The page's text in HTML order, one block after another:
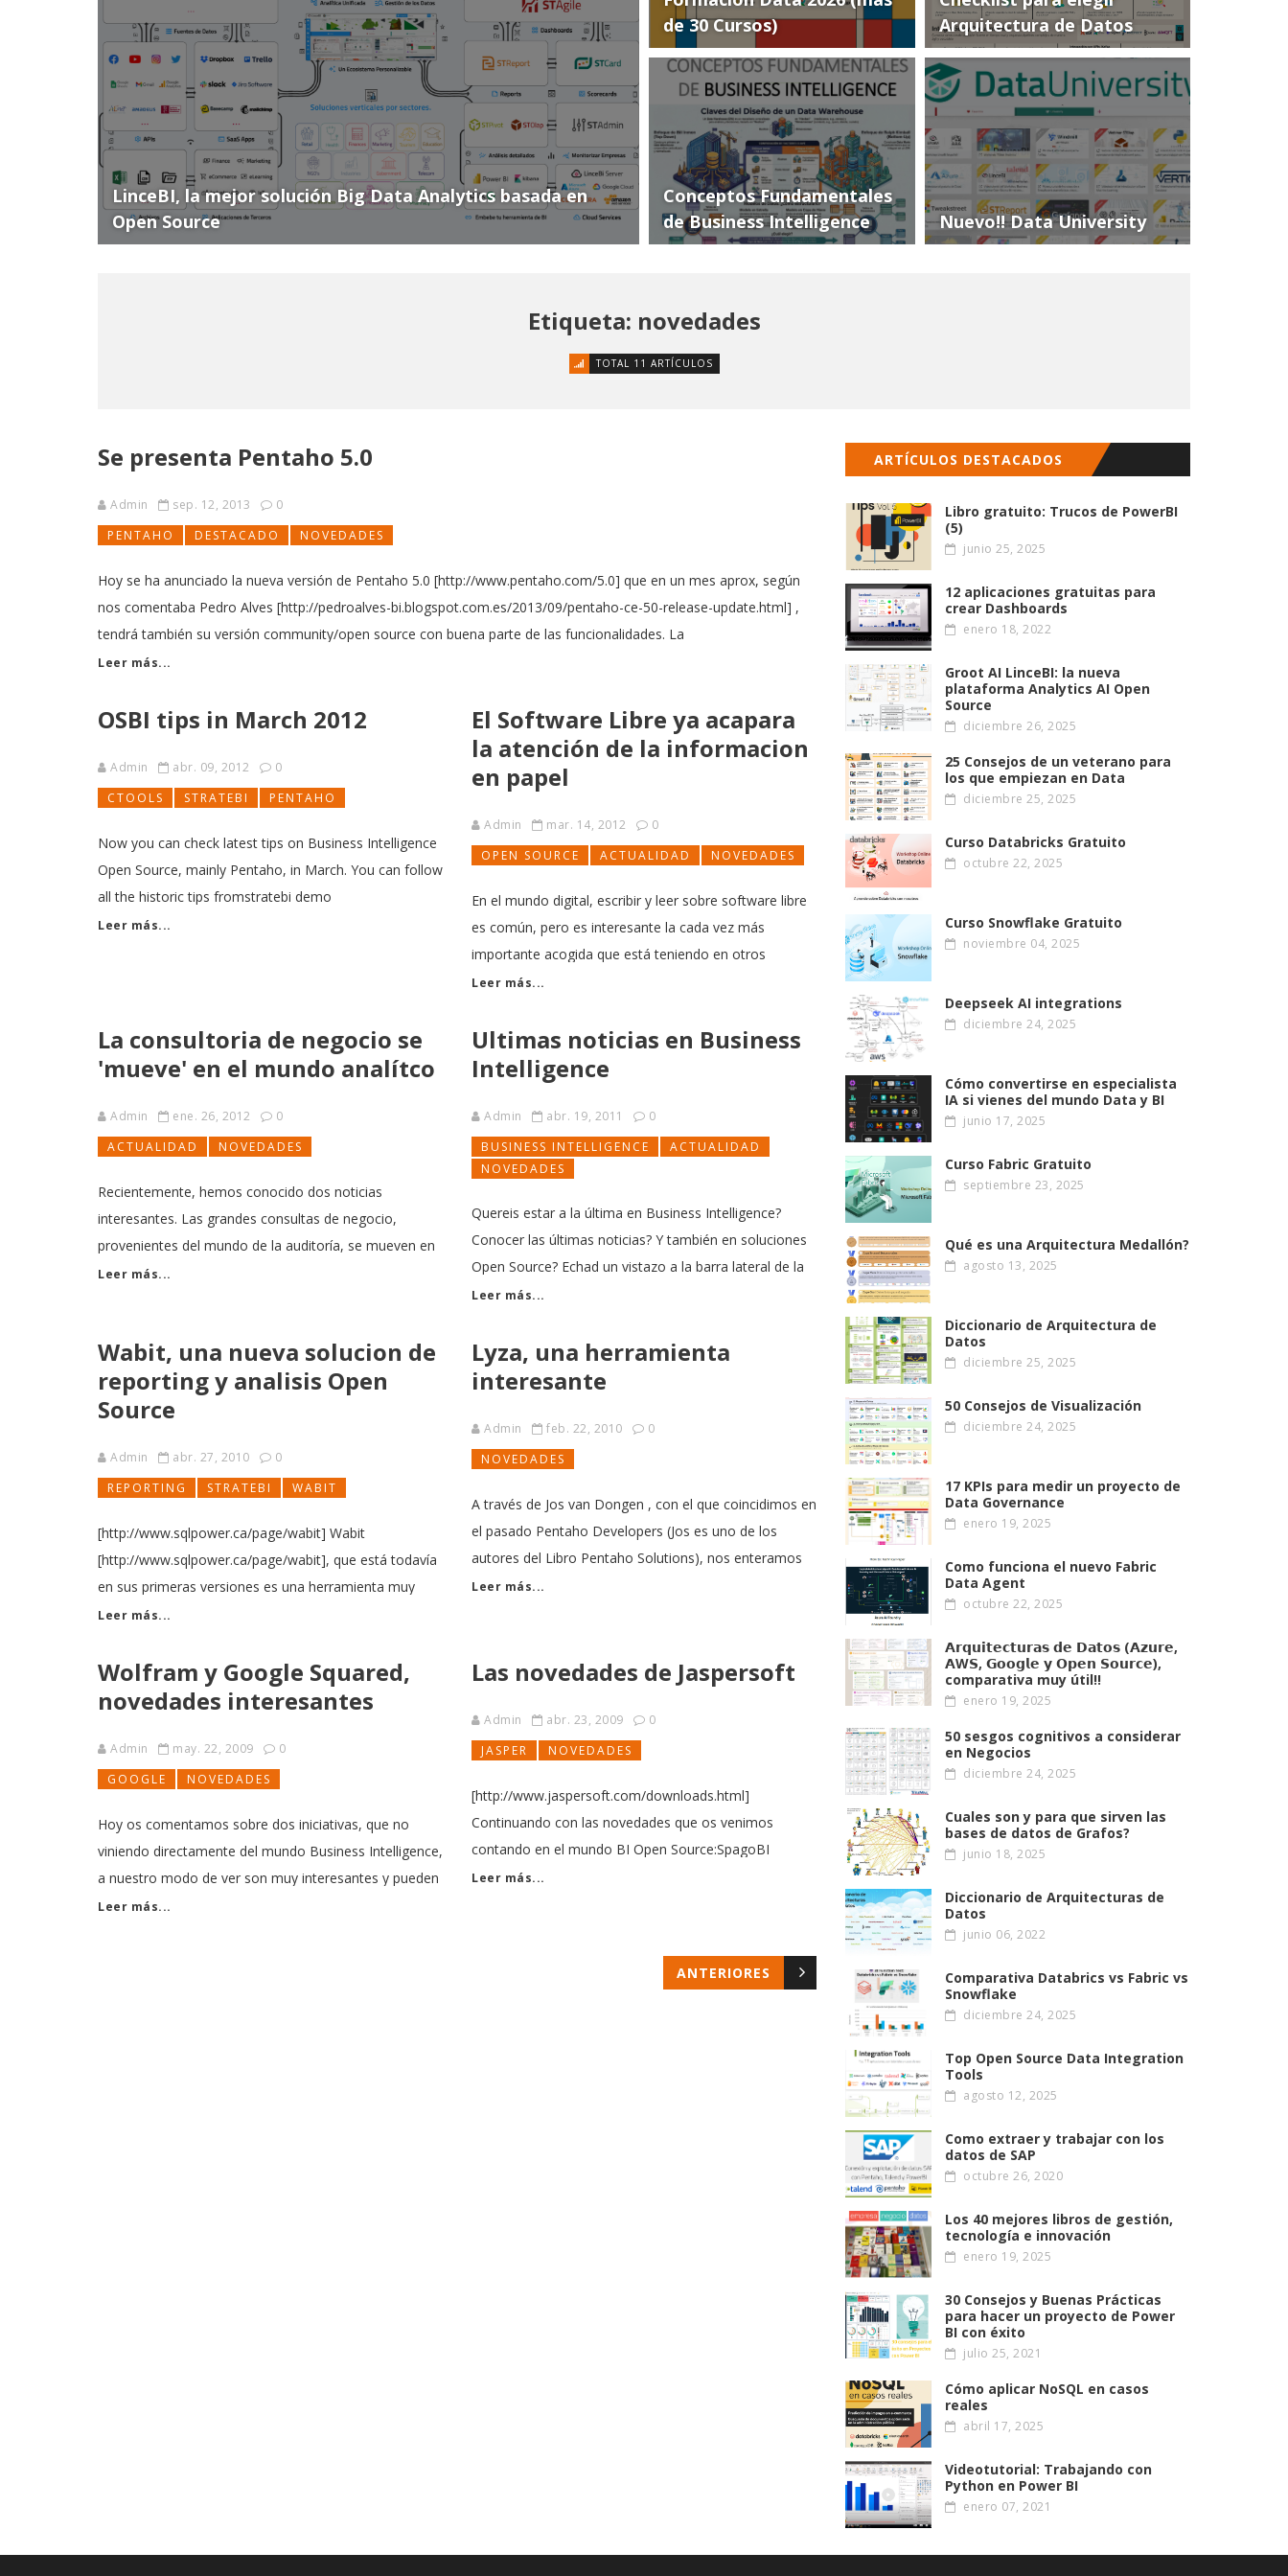
LinceBI, la mejor solución Big Data Analytics basada en
Open Source
de 30 Cursos)
Arquitectura de Datos
Conceptos Fundamentales
de Business Intelligence
Nuevo!! Data University
Etiqueta: novedades
TOTAL 11 ARTÍCULOS
Se presenta Pentaho 5.0
Admin sep. 12, 2013
0
PENTAHO
DESTACADO NOVEDADES
Hoy se ha anunciado la nueva versión de Pentaho 5.0 [http://www.pentaho.com/5.0] que en un mes aprox, según
nos comentaba Pedro Alves [http://pedroalves-bi.blogspot.com.es/2013/09/pentaho-ce-50-release-update.html] ,
tendrá también su versión community/open source con buena parte de las funcionalidades. La
Leer más...
OSBI tips in March 2012
Admin abr. 09, 2012
0
CTOOLS
STRATEBI PENTAHO
Now you can check latest tips on Business Intelligence
Open Source, mainly Pentaho, in March. You can follow
all the historic tips fromstratebi demo
[http://sample.stratebi.es/].Info
Leer más...
El Software Libre ya acapara
la atención de la informacion
en papel
Admin mar. 14, 2012
0
OPEN SOURCE
ACTUALIDAD NOVEDADES
En el mundo digital, escribir y leer sobre software libre
es común, pero es interesante la cada vez más
importante acogida que está teniendo en otros
medios. Hace unos días, se podía desayunar, periodico
muy amplio a la penetración del
Leer más...
La consultoria de negocio se
'mueve' en el mundo analítco
Admin ene. 26, 2012
0
ACTUALIDAD
NOVEDADES
Recientemente, hemos conocido dos noticias
interesantes. Las grandes consultas de negocio,
provenientes del mundo de la auditoría, se mueven en
el mundo analítico. En concreto, tenemos los ejemplos
buscando acercarse al mundo del análisis y, sobre
todo,
Leer más...
Ultimas noticias en Business
Intelligence
Admin abr. 19, 2011
0
BUSINESS INTELLIGENCE
ACTUALIDAD
NOVEDADES
Quereis estar a la última en Business Intelligence?
Conocer las últimas noticias? Y también en soluciones
Open Source? Echad un vistazo a la barra lateral de la
izquierda o apuntaros al twitter de TodoBI_OS
[http://twitter.com/TodoBI_OS]
Leer más...
Wabit, una nueva solucion de
reporting y analisis Open
Source
Admin abr. 27, 2010
0
REPORTING
STRATEBI WABIT
[http://www.sqlpower.ca/page/wabit] Wabit
[http://www.sqlpower.ca/page/wabit], que está todavía
en sus primeras versiones es una herramienta muy
interesante, tanto por sus funcionalidades y roadmap
Open Source muy interesante
[http://download.sqlpower.ca/wabit/current.
Leer más...
Lyza, una herramienta
interesante
Admin feb. 22, 2010
0
NOVEDADES
A través de Jos van Dongen , con el que coincidimos en
el pasado Pentaho Developers (Jos es uno de los
autores del Libro Pentaho Solutions), nos enteramos
de la nueva versión de Lyza (que viene con nuevas e
Leer más...
Wolfram y Google Squared,
novedades interesantes
Admin may. 22, 2009
0
GOOGLE
NOVEDADES
Hoy os comentamos sobre dos iniciativas, que no
viniendo directamente del mundo Business Intelligence,
a nuestro modo de ver son muy interesantes y pueden
marcar una tendencia en la forma en la que va a
Leer más...
Las novedades de Jaspersoft
Admin abr. 23, 2009
0
JASPER
NOVEDADES
[http://www.jaspersoft.com/downloads.html]
Continuando con las novedades que os venimos
contando en el mundo BI Open Source:SpagoBI
[https://todobi.com/novedades-en-spagobi/], Pentaho
avanzando-novedades/]... hoy le toca el turno a Jasper.
Llega laversión 3.5 [http://www.jaspersoft.com/
Leer más...
ANTERIORES
ARTÍCULOS DESTACADOS
Libro gratuito: Trucos de PowerBI
(5)
junio 25, 2025
12 aplicaciones gratuitas para
crear Dashboards
enero 18, 2022
Groot AI LinceBI: la nueva
plataforma Analytics AI Open
Source
diciembre 26, 2025
25 Consejos de un veterano para
los que empiezan en Data
diciembre 25, 2025
Curso Databricks Gratuito
octubre 22, 2025
Curso Snowflake Gratuito
noviembre 04, 2025
Deepseek AI integrations
diciembre 24, 2025
Cómo convertirse en especialista
IA si vienes del mundo Data y BI
junio 17, 2025
Curso Fabric Gratuito
septiembre 23, 2025
Qué es una Arquitectura Medallón?
agosto 13, 2025
Diccionario de Arquitectura de
Datos
diciembre 25, 2025
50 Consejos de Visualización
diciembre 24, 2025
17 KPIs para medir un proyecto de
Data Governance
enero 19, 2025
Como funciona el nuevo Fabric
Data Agent
octubre 22, 2025
𝗔𝗿𝗾𝘂𝗶𝘁𝗲𝗰𝘁𝘂𝗿𝗮𝘀 𝗱𝗲 𝗗𝗮𝘁𝗼𝘀 (𝗔𝘇𝘂𝗿𝗲,
𝗔W𝗦, 𝗚𝗼𝗼𝗴𝗹𝗲 𝘆 𝗢𝗽𝗲𝗻 𝗦𝗼𝘂𝗿𝗰𝗲),
comparativa muy útil!!
enero 19, 2025
50 sesgos cognitivos a considerar
en Negocios
diciembre 24, 2025
Cuales son y para que sirven las
bases de datos de Grafos?
junio 18, 2025
Diccionario de Arquitecturas de
Datos
junio 06, 2022
Comparativa Databrics vs Fabric vs
Snowflake
diciembre 24, 2025
Top Open Source Data Integration
Tools
agosto 12, 2025
Como extraer y trabajar con los
datos de SAP
octubre 26, 2020
Los 40 mejores libros de gestión,
tecnología e innovación
enero 19, 2025
30 Consejos y Buenas Prácticas
para hacer un proyecto de Power
BI con éxito
julio 25, 2021
Cómo aplicar NoSQL en casos
reales
abril 17, 2025
Videotutorial: Trabajando con
Python en Power BI
enero 07, 2021